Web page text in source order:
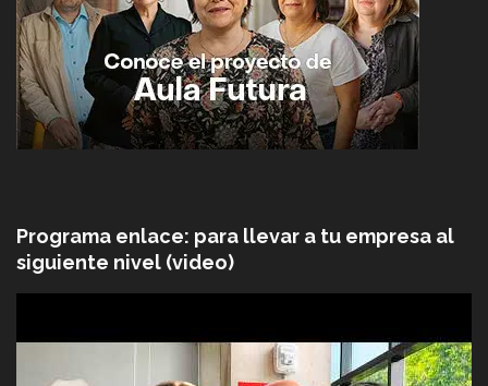
Programa enlace: para llevar a tu empresa al
siguiente nivel (video)